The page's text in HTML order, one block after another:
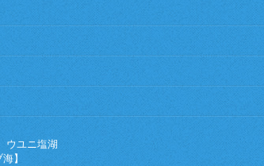
ウユニ塩湖
】